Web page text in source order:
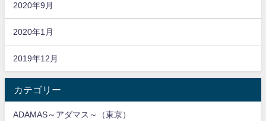
2020年9月
2020年1月
2019年12月
カテゴリー
ADAMAS～アダマス～（東京）